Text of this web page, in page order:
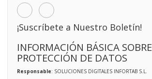
¡Suscríbete a Nuestro Boletín!
INFORMACIÓN BÁSICA SOBRE
PROTECCIÓN DE DATOS
Responsable: SOLUCIONES DIGITALES INFORTAB S.L.